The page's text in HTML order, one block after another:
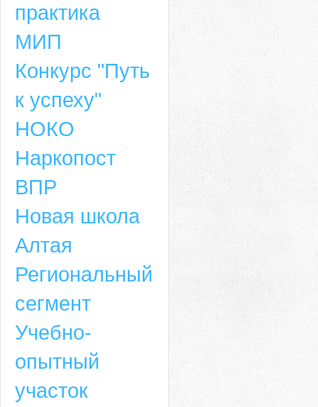
практика
МИП
Конкурс "Путь
к успеху"
НОКО
Наркопост
ВПР
Новая школа
Алтая
Региональный
сегмент
Учебно-
опытный
участок